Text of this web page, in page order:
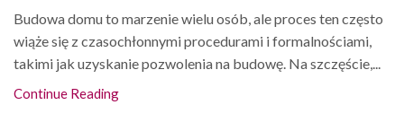
Budowa domu to marzenie wielu osób, ale proces ten często
wiąże się z czasochłonnymi procedurami i formalnościami,
takimi jak uzyskanie pozwolenia na budowę. Na szczęście,...
Continue Reading